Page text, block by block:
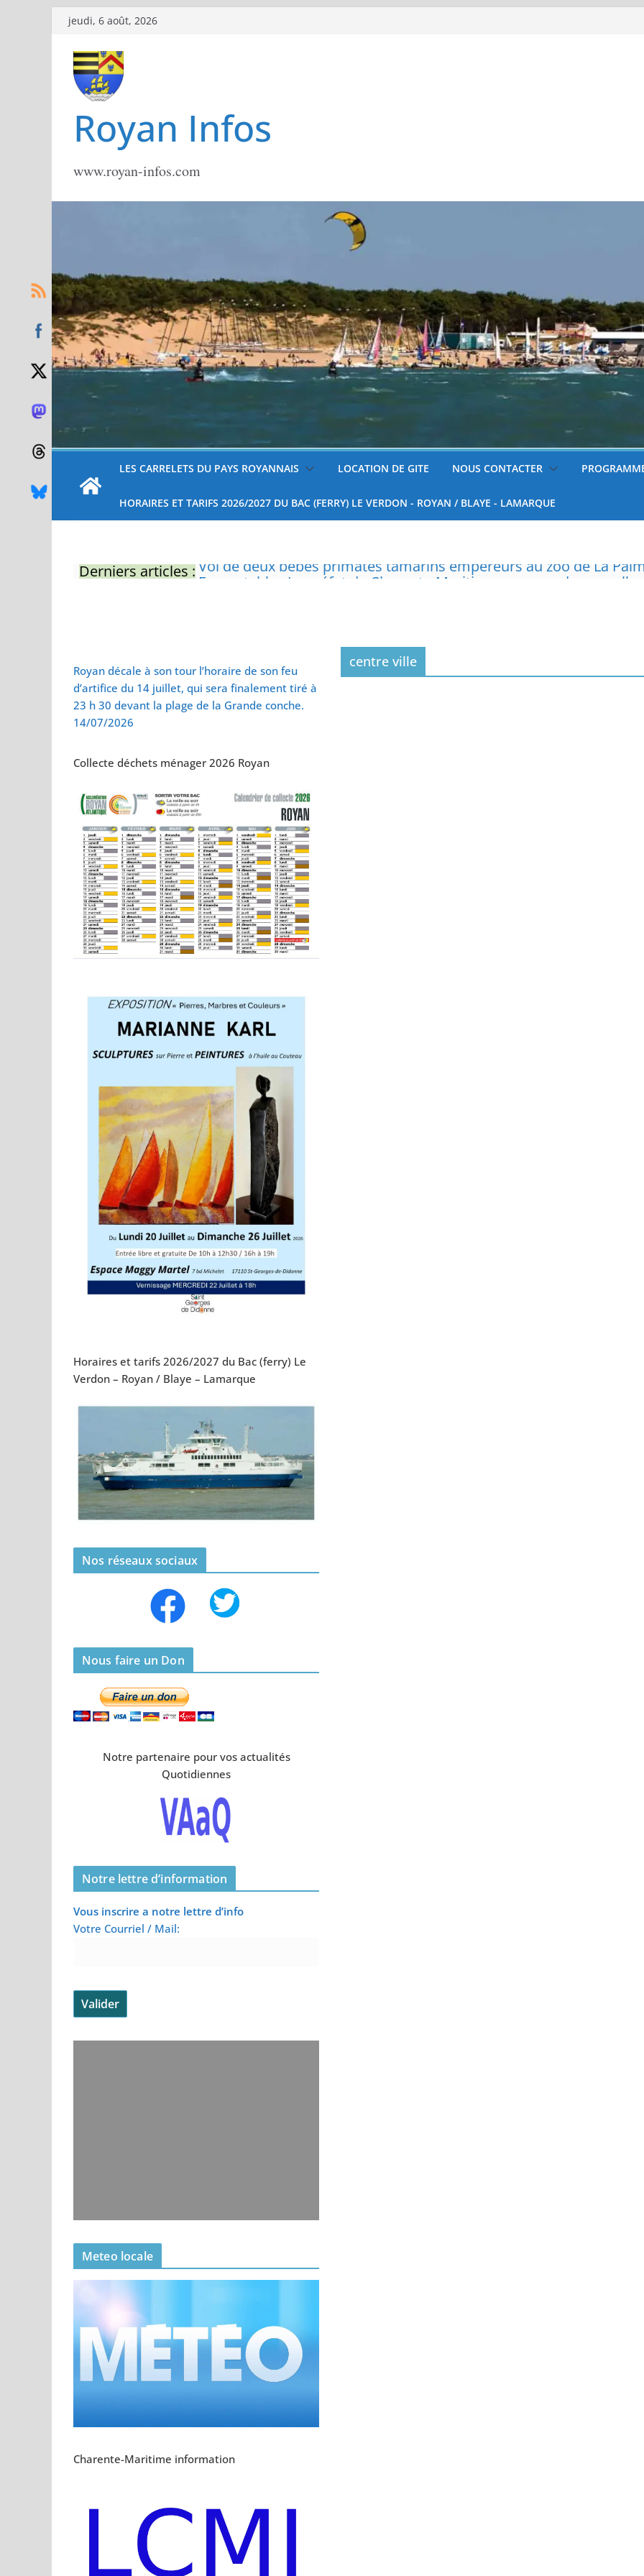
Passer
contenu
jeudi, 6 août, 2026
Royan Infos
www.royan-infos.com
LES CARRELETS DU PAYS ROYANNAIS LOCATION DE GITE NOUS CONTACTER
HORAIRES ET TARIFS 2026/2027 DU BAC (FERRY) LE VERDON - ROYAN / BLAYE - LAMARQUE
Derniers articles : Eau potable : Le préfet de Charente-Maritime annonce de nouvelles
Vol de deux bébés primates tamarins empereurs au zoo de La
centre ville
Royan décale à son tour l’horaire de son feu
d’artifice du 14 juillet, qui sera finalement tiré à
23 h 30 devant la plage de la Grande conche.
14/07/2026
Collecte déchets ménager 2026 Royan
Horaires et tarifs 2026/2027 du Bac (ferry) Le
Verdon – Royan / Blaye – Lamarque
Nos réseaux sociaux
Nous faire un Don
Notre partenaire pour vos actualités
Quotidiennes
Notre lettre d’information
Vous inscrire a notre lettre d’info
Votre Courriel / Mail:
Meteo locale
Charente-Maritime information